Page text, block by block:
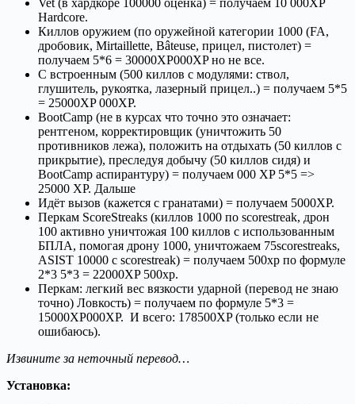
Hardcore.
Киллов оружием (по оружейной категории 1000 (FA,
дробовик, Mirtaillette, Bâteuse, прицел, пистолет) =
получаем 5*6 = 30000XP000XP но не все.
С встроенным (500 киллов с модулями: ствол,
глушитель, рукоятка, лазерный прицел..) = получаем 5*5
= 25000XP 000XP.
BootCamp (не в курсах что точно это означает:
рентгеном, корректировщик (уничтожить 50
противников лежа), положить на отдыхать (50 киллов с
прикрытие), преследуя добычу (50 киллов сидя) и
BootCamp аспирантуру) = получаем 000 XP 5*5 =>
25000 XP. Дальше
Идёт вызов (кажется с гранатами) = получаем 5000XP.
Перкам ScoreStreaks (киллов 1000 по scorestreak, дрон
100 активно уничтожая 100 киллов с использованным
БПЛА, помогая дрону 1000, уничтожаем 75scorestreaks,
ASIST 10000 с scorestreak) = получаем 500xp по формуле
2*3 5*3 = 22000XP 500xp.
Перкам: легкий вес вязкости ударной (перевод не знаю
точно) Ловкость) = получаем по формуле 5*3 =
15000XP000XP. И всего: 178500XP (только если не
ошибаюсь).
Извините за неточный перевод…
Установка: